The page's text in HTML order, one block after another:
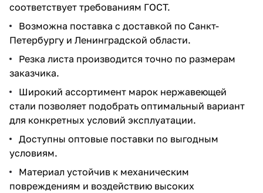
соответствует требованиям ГОСТ.
Возможна поставка с доставкой по Санкт-
Петербургу и Ленинградской области.
Резка листа производится точно по размерам
заказчика.
Широкий ассортимент марок нержавеющей
стали позволяет подобрать оптимальный вариант
для конкретных условий эксплуатации.
Доступны оптовые поставки по выгодным
условиям.
Материал устойчив к механическим
повреждениям и воздействию высоких